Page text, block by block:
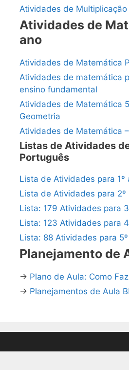
Atividades de Multiplicação
Atividades de
ano
Atividades de Matemática
Atividades de matemática
ensino fundamental
Atividades de Matemática
Geometria
Atividades de Matemática
Listas de Atividades
Português
Lista de Atividades para 1º
Lista de Atividades para 2º
Lista: 179 Atividades para
Lista: 123 Atividades para
Lista: 88 Atividades para
Planejamento de
→ Plano de Aula: Como
→ Planejamentos de Aula